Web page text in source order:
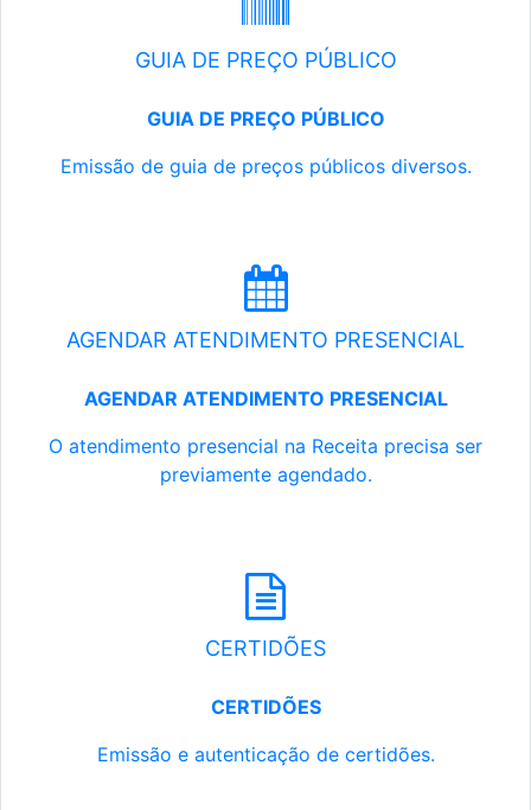
GUIA DE PREÇO PÚBLICO
GUIA DE PREÇO PÚBLICO
Emissão de guia de preços públicos diversos.
AGENDAR ATENDIMENTO PRESENCIAL
AGENDAR ATENDIMENTO PRESENCIAL
O atendimento presencial na Receita precisa ser
previamente agendado.
CERTIDÕES
CERTIDÕES
Emissão e autenticação de certidões.